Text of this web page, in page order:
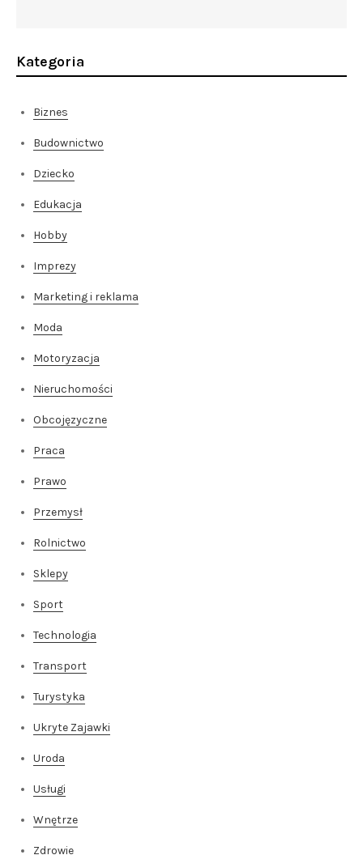
Kategoria
Biznes
Budownictwo
Dziecko
Edukacja
Hobby
Imprezy
Marketing i reklama
Moda
Motoryzacja
Nieruchomości
Obcojęzyczne
Praca
Prawo
Przemysł
Rolnictwo
Sklepy
Sport
Technologia
Transport
Turystyka
Ukryte Zajawki
Uroda
Usługi
Wnętrze
Zdrowie